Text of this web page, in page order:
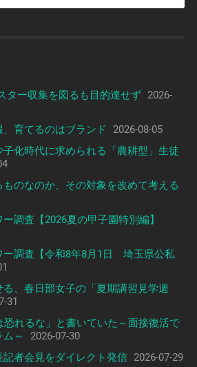
ター収集を図るも目的達せず 2026-
、育てるのはブランド
2026-08-05
化時代に求められる「農耕型」生徒
のなのか、その対象を改めて考える
調査【2026夏の甲子園特別編】
ー調査【令和8年8月1日 埼玉県公私
、春日部女子の「夏期講習見学週
31
恐れるな」と書いていた～面接復活で
～
2026-07-30
者会見をダイレクト発信 2026-07-29